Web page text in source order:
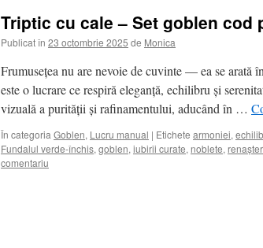
Triptic cu cale – Set goblen cod
Publicat în 23 octombrie 2025 de Monica
Frumusețea nu are nevoie de cuvinte — ea se arată
este o lucrare ce respiră eleganță, echilibru și
vizuală a purității și rafinamentului, aducând în …
În categoria Goblen, Lucru manual | Etichete armoniei,
Fundalul verde-închis, goblen, iubirii curate, noblete,
comentariu